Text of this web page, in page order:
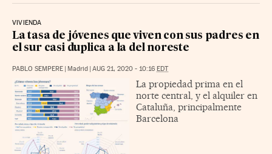
VIVIENDA
La tasa de jóvenes que viven con sus padres en
el sur casi duplica a la del noreste
PABLO SEMPERE Madrid AUG 21, 2020 - 10:16 EDT
La propiedad prima en el
norte central, y el alquiler en
Cataluña, principalmente
Barcelona